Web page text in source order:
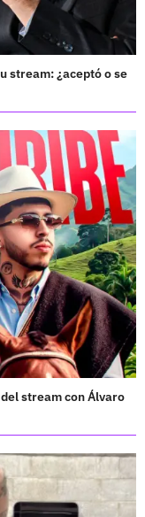
stream: ¿aceptó o se
stream con Álvaro